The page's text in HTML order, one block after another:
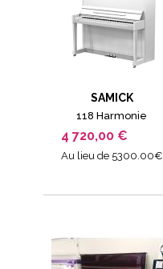
SAMICK
118 Harmonie
4 720,00 €
Au lieu de 5300.00€